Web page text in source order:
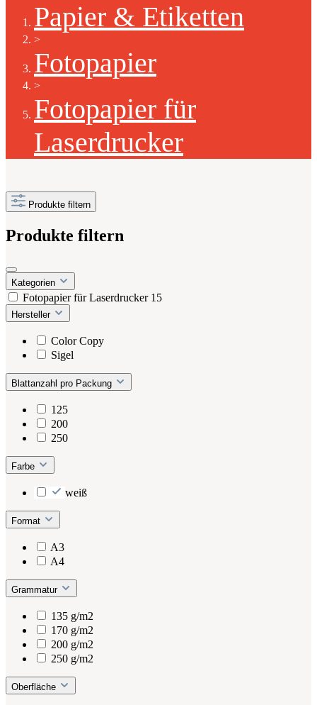
Papier & Etiketten
>
Fotopapier
>
Fotopapier für
Laserdrucker
Produkte filtern
Produkte filtern
Kategorien
Fotopapier für Laserdrucker 15
Hersteller
Color Copy
Sigel
Blattanzahl pro Packung
125
200
250
Farbe
weiß
Format
A3
A4
Grammatur
135 g/m2
170 g/m2
200 g/m2
250 g/m2
Oberfläche